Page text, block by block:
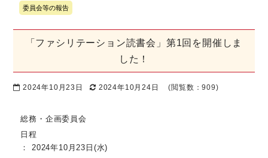
委員会等の報告
「ファシリテーション読書会」第1回を開催しま
した！
2024年10月23日 2024年10月24日 (閲覧数：909)
総務・企画委員会
日程
： 2024年10月23日(水)